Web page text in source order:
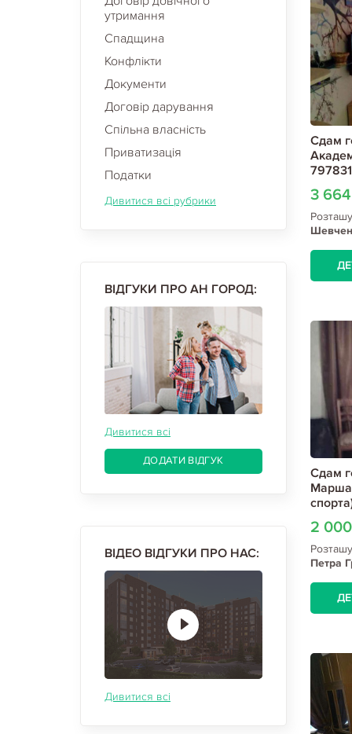
утримання
Спадщина
Конфлікти
Документи
Договір дарування
Спільна власність
Приватизація
Податки
Дивитися всі рубрики
ВІДГУКИ ПРО АН ГОРОД:
Дивитися всі
ДОДАТИ ВІДГУК
ВІДЕО ВІДГУКИ ПРО НАС:
Дивитися всі
Сдам
3
Сдам
2
Петра